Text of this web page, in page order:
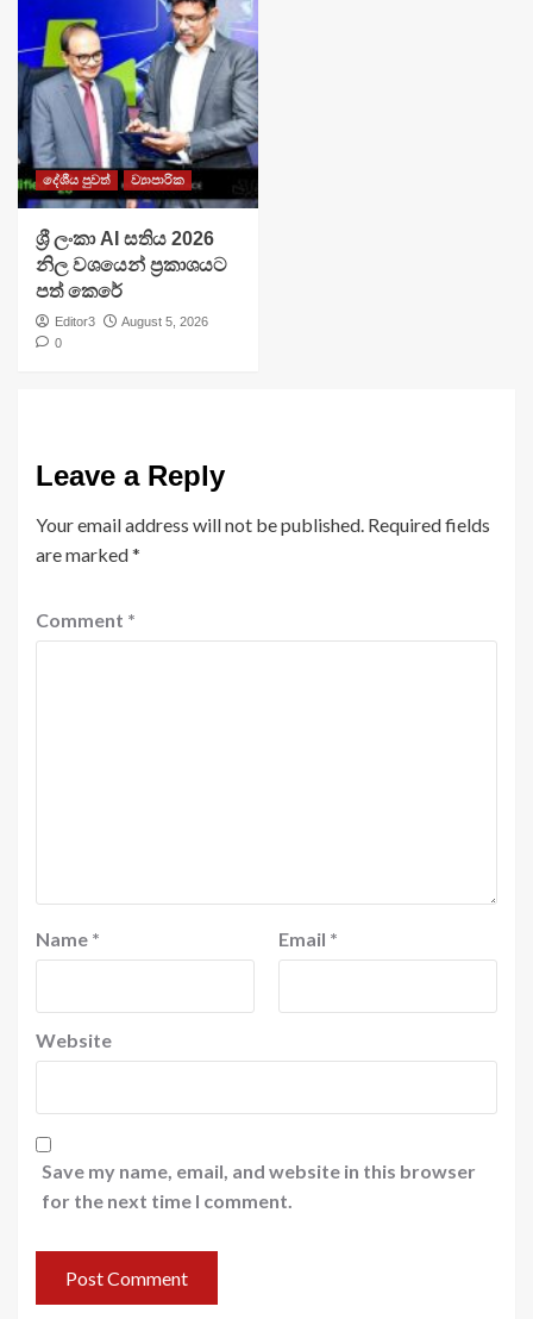
දේශීය පුවත් ව්‍යාපාරික
ශ්‍රී ලංකා AI සතිය 2026
නිල වශයෙන් ප්‍රකාශයට
පත් කෙරේ
Editor3
August 5, 2026
0
Leave a Reply
Your email address will not be published. Required fields
are marked*
Comment *
Name * Email *
Website
Save my name, email, and website in this browser
for the next time I comment.